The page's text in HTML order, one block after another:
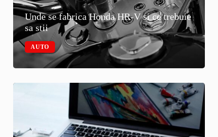
Unde se fabrica Honda HR-V si ce trebuie
sa stii
AUTO